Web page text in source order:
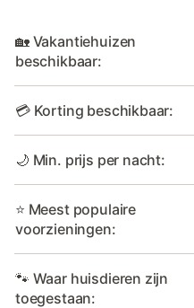
🏡 Vakantiehuizen
beschikbaar:
💳 Korting beschikbaar:
🌙 Min. prijs per nacht:
⭐ Meest populaire
voorzieningen:
🐾 Waar huisdieren zijn
toegestaan: